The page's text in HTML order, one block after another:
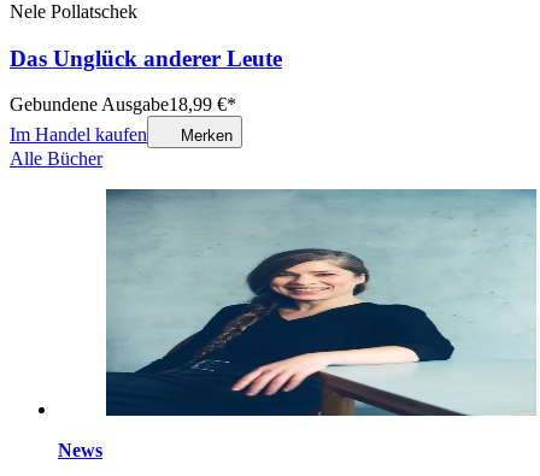
Nele Pollatschek
Das Unglück anderer Leute
Gebundene Ausgabe18,99 €*
Im Handel kaufen
Merken
Alle Bücher
News